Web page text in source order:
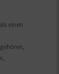
einen